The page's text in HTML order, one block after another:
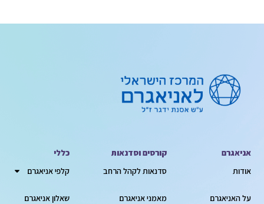
אניאגרם
אודות
על האניאגרם
קורסים וסדנאות
סדנאות לקהל הרחב
מאמני אניאגרם
כללי
קלפי אניאגרם
שאלון אניאגרם